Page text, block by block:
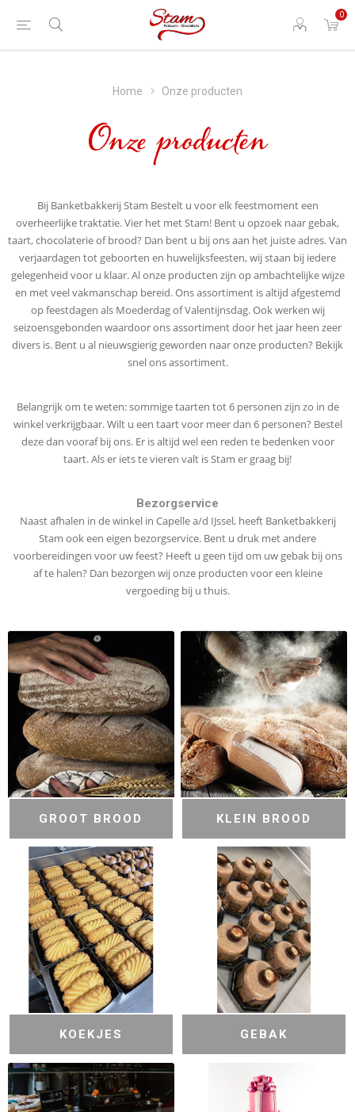
0
Home Onze producten
Onze producten
Bij Banketbakkerij Stam Bestelt u voor elk feestmoment een
overheerlijke traktatie. Vier het met Stam! Bent u opzoek naar gebak,
taart, chocolaterie of brood? Dan bent u bij ons aan het juiste adres. Van
verjaardagen tot geboorten en huwelijksfeesten, wij staan bij iedere
gelegenheid voor u klaar. Al onze producten zijn op ambachtelijke wijze
en met veel vakmanschap bereid. Ons assortiment is altijd afgestemd
op feestdagen als Moederdag of Valentijnsdag. Ook werken wij
seizoensgebonden waardoor ons assortiment door het jaar heen zeer
divers is. Bent u al nieuwsgierig geworden naar onze producten? Bekijk
snel ons assortiment.
Belangrijk om te weten: sommige taarten tot 6 personen zijn zo in de
winkel verkrijgbaar. Wilt u een taart voor meer dan 6 personen? Bestel
deze dan vooraf bij ons. Er is altijd wel een reden te bedenken voor
taart. Als er iets te vieren valt is Stam er graag bij!
Bezorgservice
Naast afhalen in de winkel in Capelle a/d IJssel, heeft Banketbakkerij
Stam ook een eigen bezorgservice. Bent u druk met andere
voorbereidingen voor uw feest? Heeft u geen tijd om uw gebak bij ons
af te halen? Dan bezorgen wij onze producten voor een kleine
vergoeding bij u thuis.
GROOT BROOD KLEIN BROOD
KOEKJES GEBAK